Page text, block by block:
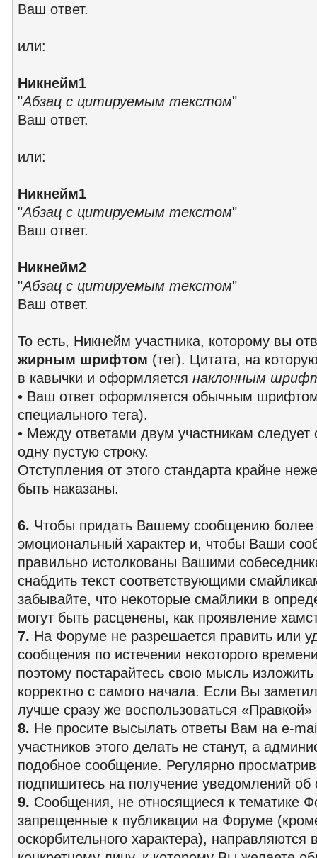
Ваш ответ.
или:
Никнейм1
"Абзац с цитируемым текстом"
Ваш ответ.
или:
Никнейм1
"Абзац с цитируемым текстом"
Ваш ответ.
Никнейм2
"Абзац с цитируемым текстом"
Ваш ответ.
То есть, Никнейм участника, которому вы
жирным шрифтом (тег). Цитата, на
в кавычки и оформляется наклонным
• Ваш ответ оформляется обычным
специального тега).
• Между ответами двум участникам следует
одну пустую строку.
Отступления от этого стандарта крайне
быть наказаны.
6. Чтобы придать Вашему сообщению более
эмоциональный характер и, чтобы Ваши
правильно истолкованы Вашими
снабдить текст соответствующими
забывайте, что некоторые смайлики в
могут быть расценены, как проявление
7. На Форуме не разрешается править или
сообщения по истечении некоторого
поэтому постарайтесь свою мысль
корректно с самого начала. Если Вы
лучше сразу же воспользоваться
8. Не просите высылать ответы Вам на e-
участников этого делать не станут, а
подобное сообщение. Регулярно
подпишитесь на получение уведомлений об
9. Сообщения, не относящиеся к тематике
запрещенные к публикации на Форуме
оскорбительного характера),